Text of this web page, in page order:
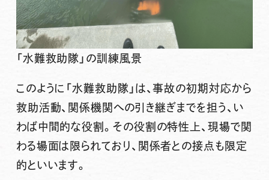
「水難救助隊」の訓練風景
このように 「水難救助隊」は、事故の初期対応から
救助活動、関係機関への引き継ぎまでを担う、い
わば中間的な役割。 その役割の特性上、現場で関
わる場面は限られており、関係者との接点も限定
的といいます。